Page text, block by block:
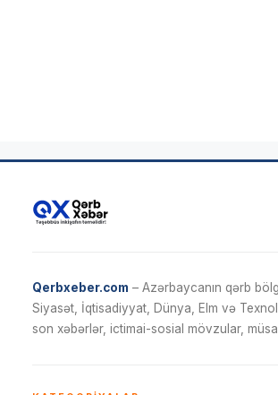
Qerbxeber.com – Azərbaycanın qərb
Siyasət, İqtisadiyyat, Dünya, Elm və
son xəbərlər, ictimai-sosial mövzular,